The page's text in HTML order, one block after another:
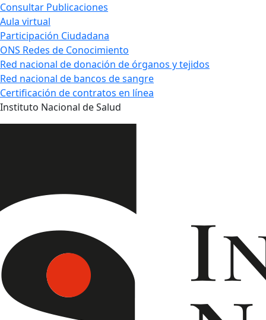
Consultar Publicaciones
Aula virtual
Participación Ciudadana
ONS Redes de Conocimiento
Red nacional de donación de órganos y tejidos
Red nacional de bancos de sangre
Certificación de contratos en línea
Instituto Nacional de Salud